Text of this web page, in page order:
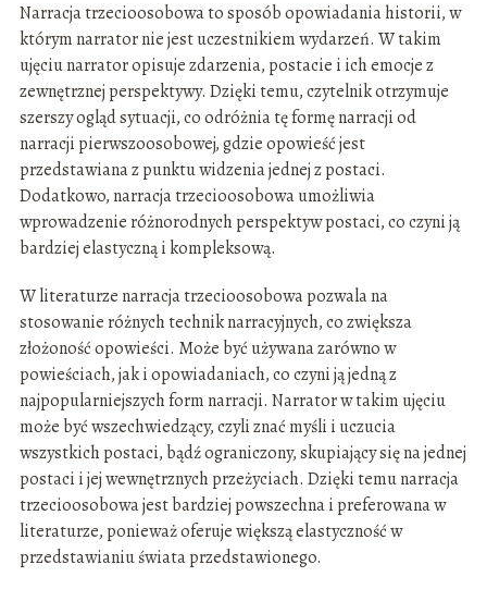
Narracja trzecioosobowa to sposób opowiadania historii, w
którym narrator nie jest uczestnikiem wydarzeń. W takim
ujęciu narrator opisuje zdarzenia, postacie i ich emocje z
zewnętrznej perspektywy. Dzięki temu, czytelnik otrzymuje
szerszy ogląd sytuacji, co odróżnia tę formę narracji od
narracji pierwszoosobowej, gdzie opowieść jest
przedstawiana z punktu widzenia jednej z postaci.
Dodatkowo, narracja trzecioosobowa umożliwia
wprowadzenie różnorodnych perspektyw postaci, co czyni ją
bardziej elastyczną i kompleksową.
W literaturze narracja trzecioosobowa pozwala na
stosowanie różnych technik narracyjnych, co zwiększa
złożoność opowieści. Może być używana zarówno w
powieściach, jak i opowiadaniach, co czyni ją jedną z
najpopularniejszych form narracji. Narrator w takim ujęciu
może być wszechwiedzący, czyli znać myśli i uczucia
wszystkich postaci, bądź ograniczony, skupiający się na jednej
postaci i jej wewnętrznych przeżyciach. Dzięki temu narracja
trzecioosobowa jest bardziej powszechna i preferowana w
literaturze, ponieważ oferuje większą elastyczność w
przedstawianiu świata przedstawionego.